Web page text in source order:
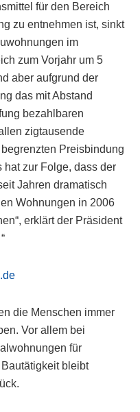
für den Bereich
zu entnehmen ist, sinkt
im
zum Vorjahr um 5
aber aufgrund der
das mit Abstand
bezahlbaren
zigtausende
Preisbindung
hat zur Folge, dass der
Jahren dramatisch
Wohnungen in 2006
erklärt der Präsident
die Menschen immer
Vor allem bei
für
bleibt